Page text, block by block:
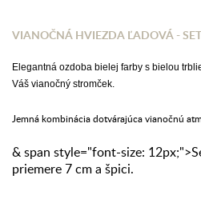
VIANOČNÁ HVIEZDA ĽADOVÁ - SET
Elegantná ozdoba bielej farby s bielou
Váš vianočný stromček.
Jemná kombinácia dotvárajúca vianočnú
& span style="font-size:
priemere 7 cm a špici.